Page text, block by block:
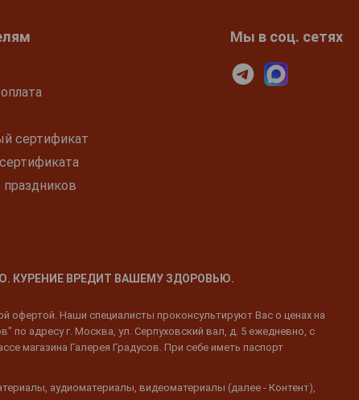
сертификат
праздников
Мы в соц. сетях
КУРЕНИЕ ВРЕДИТ ВАШЕМУ ЗДОРОВЬЮ.
офертой. Наши специалисты проконсультируют Вас о ценах на
по адресу г. Москва, ул. Серпуховский вал, д. 5 ежедневно, с
магазина Галерея Градусов. При себе иметь паспорт
аудиоматериалы, видеоматериалы (далее - Контент),